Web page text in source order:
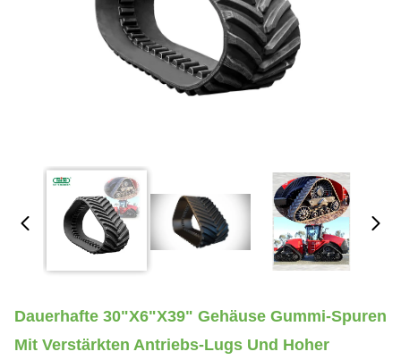
Dauerhafte 30"x6"x39" Gehäuse Gummi-Spuren
Mit Verstärkten Antriebs-Lugs Und Hoher